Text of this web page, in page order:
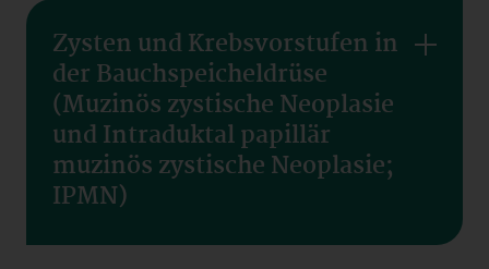
Zysten und Krebsvorstufen in
der Bauchspeicheldrüse
(Muzinös zystische Neoplasie
und Intraduktal papillär
muzinös zystische Neoplasie;
IPMN)